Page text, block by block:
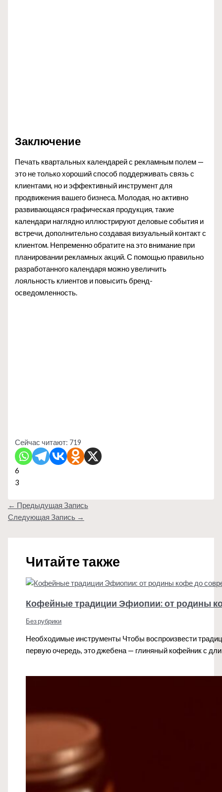
Заключение
Печать квартальных календарей с рекламным полем —
это не только хороший способ поддерживать связь с
клиентами, но и эффективный инструмент для
продвижения вашего бизнеса. Молодая, но активно
развивающаяся графическая продукция, такие
календари наглядно иллюстрируют деловые события и
встречи, дополнительно создавая визуальный контакт с
клиентом. Непременно обратите на это внимание при
планировании рекламных акций. С помощью правильно
разработанного календаря можно увеличить
лояльность клиентов и повысить бренд-
осведомленность.
Сейчас читают: 719
6
3
← Предыдущая Запись
Следующая Запись →
Читайте также
Кофейные традиции Эфиопии: от родины
Без рубрики
Необходимые инструменты Чтобы воспроизвести
первую очередь, это джебена — глиняный кофейник с